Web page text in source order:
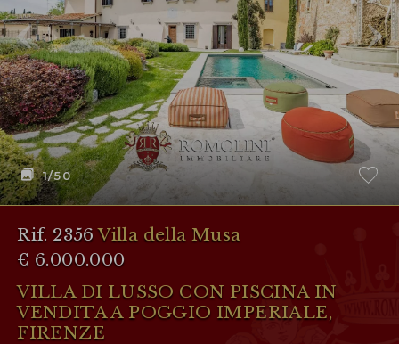
1/50
Rif. 2356Villa della Musa
€ 6.000.000
VILLA DI LUSSO CON PISCINA IN
VENDITA A POGGIO IMPERIALE,
FIRENZE